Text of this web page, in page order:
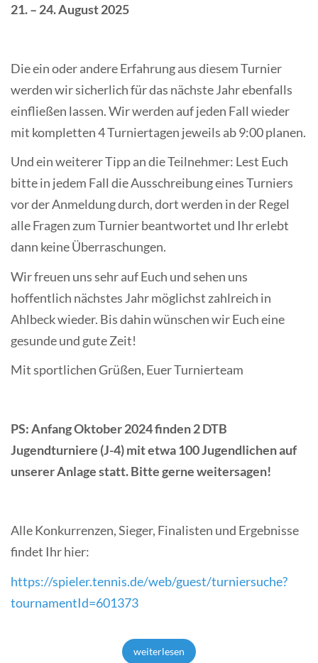
21. – 24. August 2025
Die ein oder andere Erfahrung aus diesem Turnier
werden wir sicherlich für das nächste Jahr ebenfalls
einfließen lassen. Wir werden auf jeden Fall wieder
mit kompletten 4 Turniertagen jeweils ab 9:00 planen.
Und ein weiterer Tipp an die Teilnehmer: Lest Euch
bitte in jedem Fall die Ausschreibung eines Turniers
vor der Anmeldung durch, dort werden in der Regel
alle Fragen zum Turnier beantwortet und Ihr erlebt
dann keine Überraschungen.
Wir freuen uns sehr auf Euch und sehen uns
hoffentlich nächstes Jahr möglichst zahlreich in
Ahlbeck wieder. Bis dahin wünschen wir Euch eine
gesunde und gute Zeit!
Mit sportlichen Grüßen, Euer Turnierteam
PS: Anfang Oktober 2024 finden 2 DTB
Jugendturniere (J-4) mit etwa 100 Jugendlichen auf
unserer Anlage statt. Bitte gerne weitersagen!
Alle Konkurrenzen, Sieger, Finalisten und Ergebnisse
findet Ihr hier:
https://spieler.tennis.de/web/guest/turniersuche?
tournamentId=601373
weiterlesen